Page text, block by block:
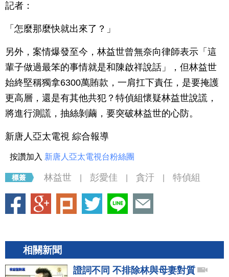
記者：
「怎麼那麼快就出來了？」
另外，案情爆發至今，林益世曾無奈向律師表示「這
輩子做過最笨的事情就是和陳啟祥說話」，但林益世
始終堅稱獨拿6300萬賄款，一肩扛下責任，是要掩護
更高層，還是有其他共犯？特偵組懷疑林益世說謊，
將進行測謊，抽絲剝繭，要突破林益世的心防。
新唐人亞太電視 綜合報導
按讚加入 新唐人亞太電視台粉絲團
林益世 彭愛佳 貪汙 特偵組
相關新聞
證詞不同 不排除林與母妻對質